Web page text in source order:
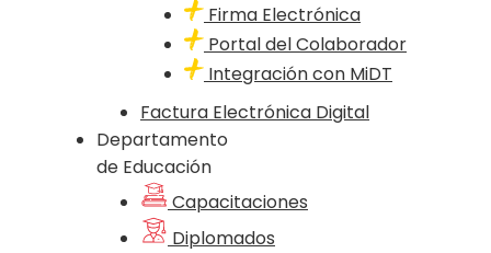
Firma Electrónica
Portal del Colaborador
Integración con MiDT
Factura Electrónica Digital
Departamento
de Educación
Capacitaciones
Diplomados